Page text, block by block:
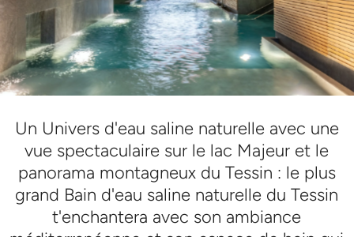
Un Univers d'eau saline naturelle avec une
vue spectaculaire sur le lac Majeur et le
panorama montagneux du Tessin : le plus
grand Bain d'eau saline naturelle du Tessin
t'enchantera avec son ambiance